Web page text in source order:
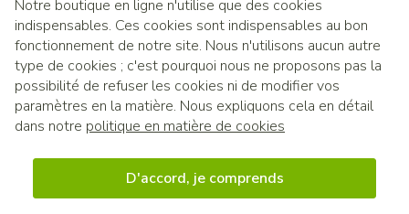
Notre boutique en ligne n'utilise que des cookies
indispensables. Ces cookies sont indispensables au bon
fonctionnement de notre site. Nous n'utilisons aucun autre
type de cookies ; c'est pourquoi nous ne proposons pas la
possibilité de refuser les cookies ni de modifier vos
paramètres en la matière. Nous expliquons cela en détail
dans notre politique en matière de cookies
D'accord, je comprends
Liens légaux